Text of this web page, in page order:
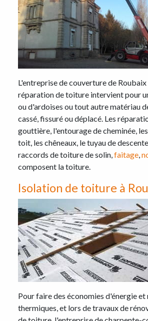
L'entreprise de couverture de
réparation de toiture intervient pour
ou d'ardoises ou tout autre matériau
cassé, fissuré ou déplacé. Les
gouttière, l'entourage de cheminée,
toit, les chêneaux, le tuyau de
raccords de toiture de solin,faitage,
composent la toiture.
Isolation de toiture à
Pour faire des économies d'énergie
thermiques, et lors de travaux de